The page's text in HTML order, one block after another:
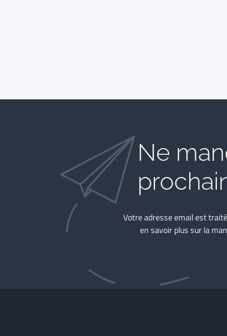
Ne
Votre adresse email est
en savoir plus sur la